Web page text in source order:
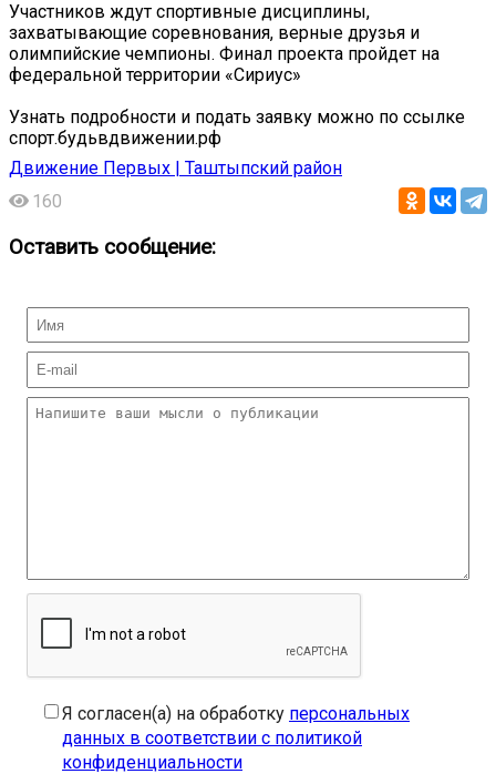
Участников ждут спортивные дисциплины,
захватывающие соревнования, верные друзья и
олимпийские чемпионы. Финал проекта пройдет на
федеральной территории «Сириус»
️️️Узнать подробности и подать заявку можно по ссылке
спорт.будьвдвижении.рф
Движение Первых | Таштыпский район
160
Оставить сообщение:
Я согласен(а) на обработку персональных
данных в соответствии с политикой
конфиденциальности